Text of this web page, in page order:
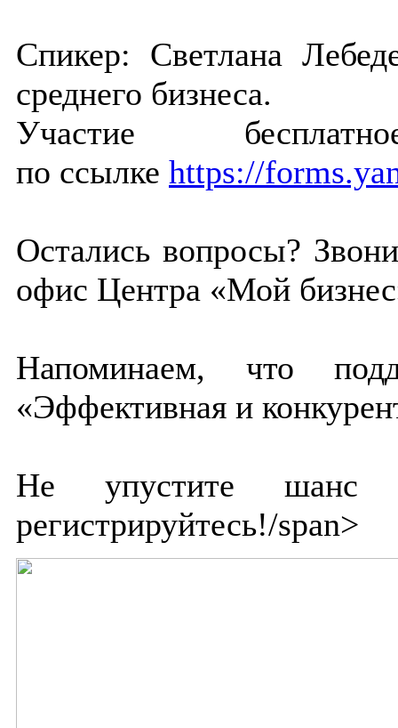
Спикер: Светлана
среднего бизнеса.
Участие
по ссылке https://
Остались вопросы?
офис Центра «Мой
Напоминаем, что
«Эффективная и
Не упустите шанс
регистрируйтесь!/span>